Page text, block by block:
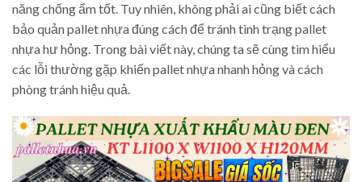
năng chống ẩm tốt. Tuy nhiên, không phải ai cũng biết cách
bảo quản pallet nhựa đúng cách để tránh tình trạng pallet
nhựa hư hỏng. Trong bài viết này, chúng ta sẽ cùng tìm hiểu
các lỗi thường gặp khiến pallet nhựa nhanh hỏng và cách
phòng tránh hiệu quả.